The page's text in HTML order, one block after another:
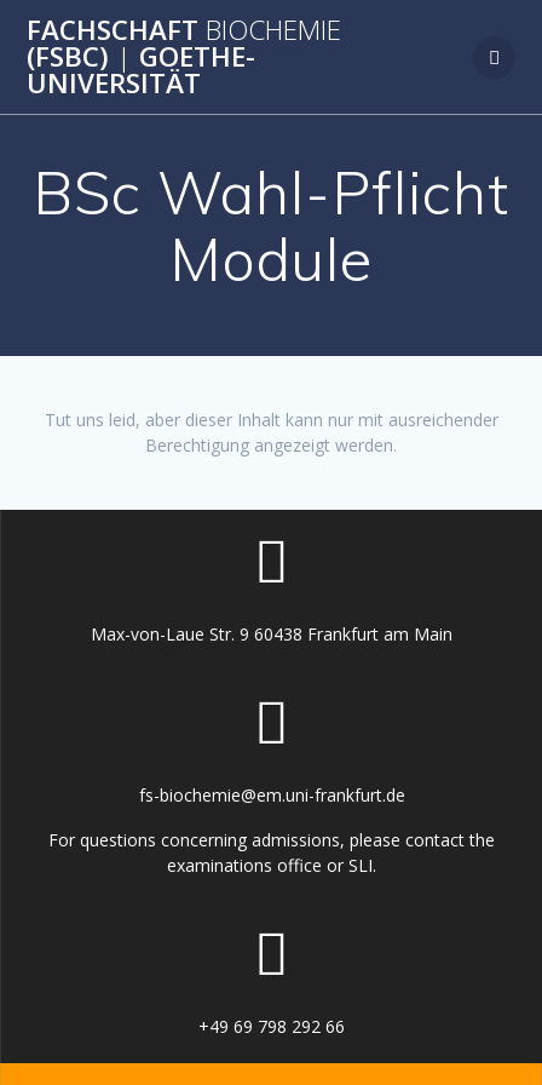
Inhalt
FACHSCHAFT BIOCHEMIE
(FSBC) | GOETHE-
UNIVERSITÄT
BSc Wahl-Pflicht
Module
Tut uns leid, aber dieser Inhalt kann nur mit ausreichender
Berechtigung angezeigt werden.
Max-von-Laue Str. 9 60438 Frankfurt am Main
fs-biochemie@em.uni-frankfurt.de
For questions concerning admissions, please contact the
examinations office or SLI.
+49 69 798 292 66